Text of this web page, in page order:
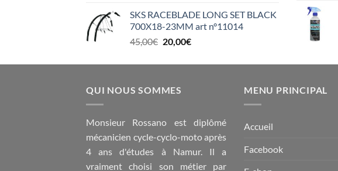
SKS RACEBLADE LONG SET BLACK
700X18-23MM art n°11014
45,00€ Le
initial
45,00€.
20,00€Le
actuel
QUI NOUS SOMMES
Monsieur Rossano est diplômé
mécanicien cycle-cyclo-moto après
4 ans d'études à Namur. Il a
vraiment choisi son métier par
MENU PRINCIPAL
Accueil
Facebook